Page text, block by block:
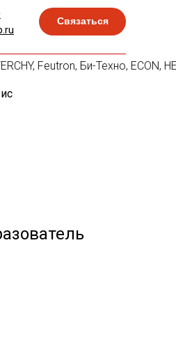
Связаться
Feutron, Би-Техно, ECON,